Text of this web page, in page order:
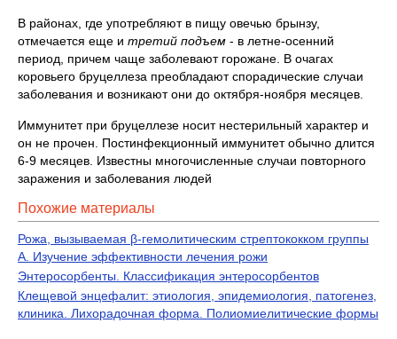
В районах, где употребляют в пищу овечью брынзу,
отмечается еще и третий подъем - в летне-осенний
период, причем чаще заболевают горожане. В очагах
коровьего бруцеллеза преобладают спорадические случаи
заболевания и возникают они до октября-ноября месяцев.
Иммунитет при бруцеллезе носит нестерильный характер и
он не прочен. Постинфекционный иммунитет обычно длится
6-9 месяцев. Известны многочисленные случаи повторного
заражения и заболевания людей
Похожие материалы
Рожа, вызываемая β-гемолитическим стрептококком группы
А. Изучение эффективности лечения рожи
Энтеросорбенты. Классификация энтеросорбентов
Клещевой энцефалит: этиология, эпидемиология, патогенез,
клиника. Лихорадочная форма. Полиомиелитические формы